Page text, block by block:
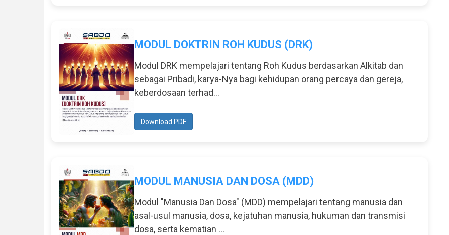
MODUL DOKTRIN ROH KUDUS (DRK)
Modul DRK mempelajari tentang Roh Kudus berdasarkan Alkitab dan
sebagai Pribadi, karya-Nya bagi kehidupan orang percaya dan gereja,
keberdosaan terhad...
Download PDF
MODUL MANUSIA DAN DOSA (MDD)
Modul "Manusia Dan Dosa" (MDD) mempelajari tentang manusia dan
asal-usul manusia, dosa, kejatuhan manusia, hukuman dan transmisi
dosa, serta kematian ...